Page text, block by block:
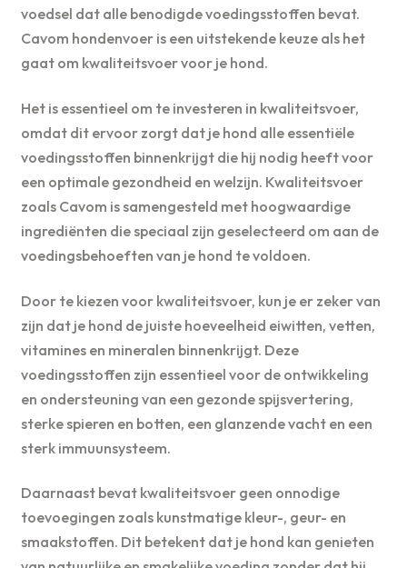
voedsel dat alle benodigde voedingsstoffen bevat.
Cavom hondenvoer is een uitstekende keuze als het
gaat om kwaliteitsvoer voor je hond.
Het is essentieel om te investeren in kwaliteitsvoer,
omdat dit ervoor zorgt dat je hond alle essentiële
voedingsstoffen binnenkrijgt die hij nodig heeft voor
een optimale gezondheid en welzijn. Kwaliteitsvoer
zoals Cavom is samengesteld met hoogwaardige
ingrediënten die speciaal zijn geselecteerd om aan de
voedingsbehoeften van je hond te voldoen.
Door te kiezen voor kwaliteitsvoer, kun je er zeker van
zijn dat je hond de juiste hoeveelheid eiwitten, vetten,
vitamines en mineralen binnenkrijgt. Deze
voedingsstoffen zijn essentieel voor de ontwikkeling
en ondersteuning van een gezonde spijsvertering,
sterke spieren en botten, een glanzende vacht en een
sterk immuunsysteem.
Daarnaast bevat kwaliteitsvoer geen onnodige
toevoegingen zoals kunstmatige kleur-, geur- en
smaakstoffen. Dit betekent dat je hond kan genieten